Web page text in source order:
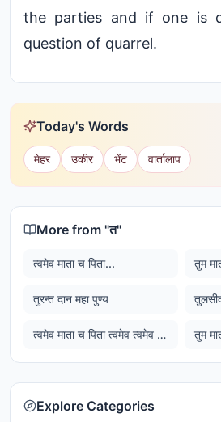
the parties and if one is
question of quarrel.
Today's Words
मेहर उकीर भेंट वार्तालाप
More from "त"
त्वमेव माता च पिता...
तुरन्त दान महा पुण्य
त्वमेव माता च पिता त्वमेव त्वमेव बंधुश्च सखा त्वमेव त्वमेव विद्या द्रविणम त्वमेव त्वमेव सर्वं मम देव देव
Explore Categories